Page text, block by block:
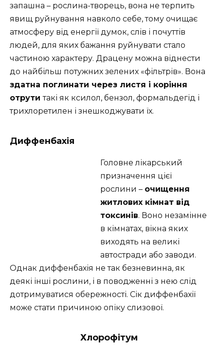
запашна – рослина-творець, вона не терпить
явищ руйнування навколо себе, тому очищає
атмосферу від енергії думок, слів і почуттів
людей, для яких бажання руйнувати стало
частиною характеру. Драцену можна віднести
до найбільш потужних зелених «фільтрів». Вона
здатна поглинати через листя і коріння
отрутитакі як ксилол, бензол, формальдегід і
трихлоретилен і знешкоджувати їх.
Диффенбахія
Головне лікарський
призначення цієї
рослини – очищення
житлових кімнат від
токсинів. Воно незамінне
в кімнатах, вікна яких
виходять на великі
автостради або заводи.
Однак диффенбахія не так безневинна, як
деякі інші рослини, і в поводженні з нею слід
дотримуватися обережності. Сік диффенбахії
може стати причиною опіку слизової.
Хлорофітум